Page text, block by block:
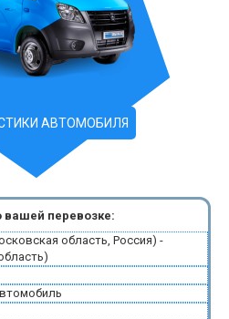
АВТОМОБИЛЯ
перевозке:
область, Россия) -